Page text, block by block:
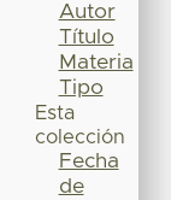
Autor
Título
Materia
Tipo
Esta
colección
Fecha
de